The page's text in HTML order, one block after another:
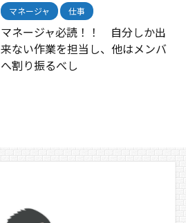
マネージャ 仕事
マネージャ必読！！ 自分しか出
来ない作業を担当し、他はメンバ
へ割り振るべし